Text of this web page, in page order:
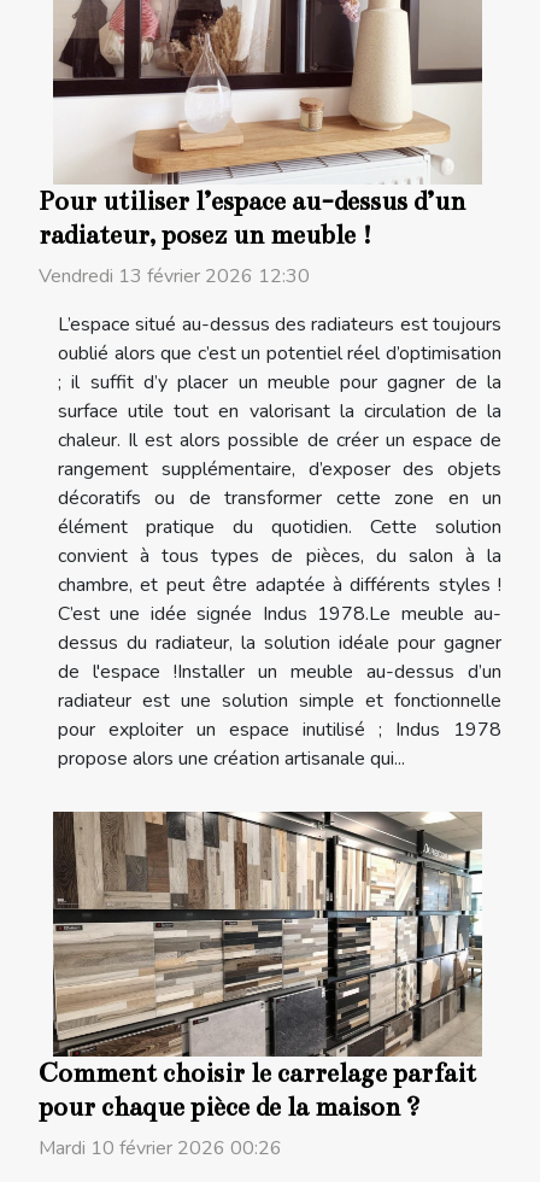
Pour utiliser l’espace au-dessus d’un
radiateur, posez un meuble !
Vendredi 13 février 2026 12:30
L’espace situé au-dessus des radiateurs est toujours
oublié alors que c’est un potentiel réel d’optimisation
; il suffit d’y placer un meuble pour gagner de la
surface utile tout en valorisant la circulation de la
chaleur. Il est alors possible de créer un espace de
rangement supplémentaire, d’exposer des objets
décoratifs ou de transformer cette zone en un
élément pratique du quotidien. Cette solution
convient à tous types de pièces, du salon à la
chambre, et peut être adaptée à différents styles !
C’est une idée signée Indus 1978.Le meuble au-
dessus du radiateur, la solution idéale pour gagner
de l'espace !Installer un meuble au-dessus d’un
radiateur est une solution simple et fonctionnelle
pour exploiter un espace inutilisé ; Indus 1978
propose alors une création artisanale qui...
Comment choisir le carrelage parfait
pour chaque pièce de la maison ?
Mardi 10 février 2026 00:26